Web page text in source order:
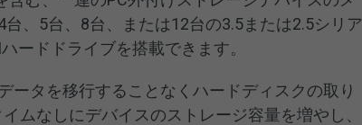
、5台、8台、または12台の3.5または2.5シリア
ードドライブを搭載できます。
ータを移行することなくハードディスクの取り
ムなしにデバイスのストレージ容量を増やし、